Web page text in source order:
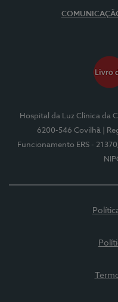
Hospital da Luz Clínica da
6200-546 Covilhã
|
Funcionamento ERS -